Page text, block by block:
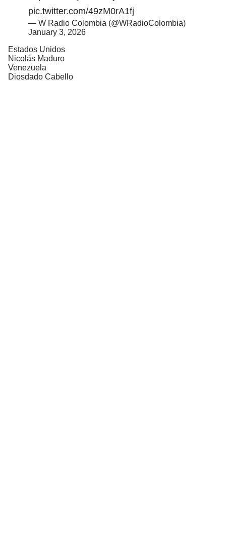
pic.twitter.com/49zM0rA1fj
— W Radio Colombia (@WRadioColombia)
January 3, 2026
Estados Unidos
Nicolás Maduro
Venezuela
Diosdado Cabello